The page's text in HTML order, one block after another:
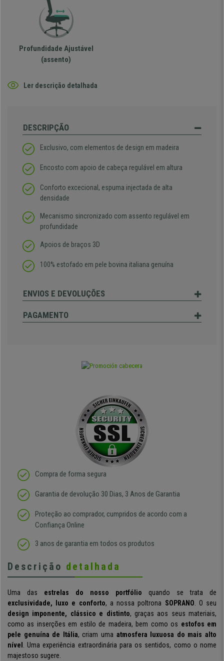
Profundidade Ajustável
(assento)
Ler descrição detalhada
DESCRIPÇÃO
Exclusivo, com elementos de design em madeira
Encosto com apoio de cabeça regulável em altura
Conforto excecional, espuma injectada de alta
densidade
Mecanismo sincronizado com assento regulável em
profundidade
Apoios de braços 3D
100% estofado em pele bovina italiana genuína
ENVIOS E DEVOLUÇÕES
PAGAMENTO
Compra de forma segura
Garantia de devolução 30 Dias, 3 Anos de Garantia
Proteção ao comprador, cumpridos de acordo com a
Confiança Online
3 anos de garantia em todos os produtos
Descrição detalhada
Uma das estrelas do nosso portfólio quando se trata de
exclusividade, luxo e conforto, a nossa poltrona SOPRANO . O seu
design imponente, clássico e distinto, graças aos seus materiais,
como as inserções em estilo de madeira, bem como os estofos em
pele genuína de Itália, criam uma atmosfera luxuosa do mais alto
nível . Uma experiência extraordinária para os sentidos, como o nome
majestoso sugere.